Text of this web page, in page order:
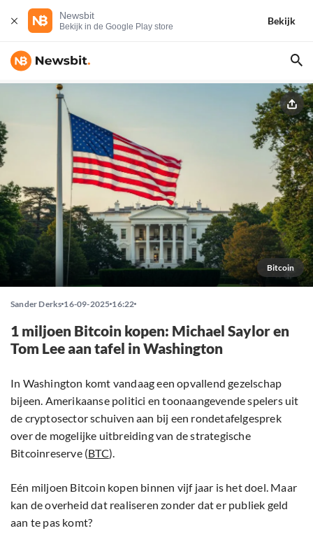
Newsbit
Bekijk in de Google Play store
Bekijk
Bitcoin
Sander Derks 16-09-2025 16:22
1 miljoen Bitcoin kopen: Michael Saylor en
Tom Lee aan tafel in Washington
In Washington komt vandaag een opvallend gezelschap
bijeen. Amerikaanse politici en toonaangevende spelers uit
de cryptosector schuiven aan bij een rondetafelgesprek
over de mogelijke uitbreiding van de strategische
Bitcoinreserve (BTC).
Eén miljoen Bitcoin kopen binnen vijf jaar is het doel. Maar
kan de overheid dat realiseren zonder dat er publiek geld
aan te pas komt?